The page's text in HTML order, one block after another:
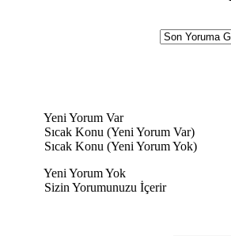
Yeni Yorum Var
Sıcak Konu (Yeni Yorum Var)
Sıcak Konu (Yeni Yorum Yok)
Yeni Yorum Yok
Sizin Yorumunuzu İçerir